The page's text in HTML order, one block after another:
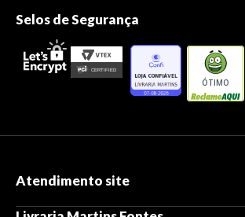
Selos de Segurança
ÓTIMO
Atendimento site